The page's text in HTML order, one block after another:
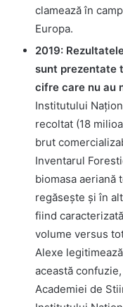
clamează în
Europa.
2019:
sunt prezentate
cifre care nu au
Institutului
recoltat (18
brut
Inventarul
biomasa aeriană
regăsește și în
fiind
volume versus
Alexe
această
Academiei de